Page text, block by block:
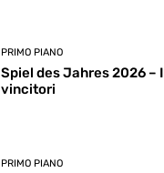
PRIMO PIANO
Spiel des Jahres 2026 – I
vincitori
PRIMO PIANO